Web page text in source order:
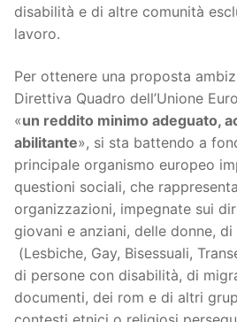
disabilità e di altre comunità
lavoro.
Per ottenere una proposta
Direttiva Quadro dell’Unione
«un reddito minimo adeguato,
abilitante», si sta battendo a
principale organismo europeo
questioni sociali, che
organizzazioni, impegnate sui
giovani e anziani, delle donne, di
(Lesbiche, Gay, Bisessuali,
di persone con disabilità, di
documenti, dei rom e di altri